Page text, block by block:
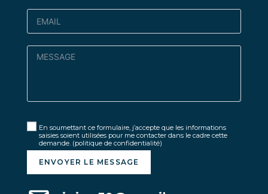
En soumettant ce formulaire, j’accepte que les informations
saisies soient utilisées pour me contacter dans le cadre cette
demande. (politique de confidentialité)
ENVOYER LE MESSAGE